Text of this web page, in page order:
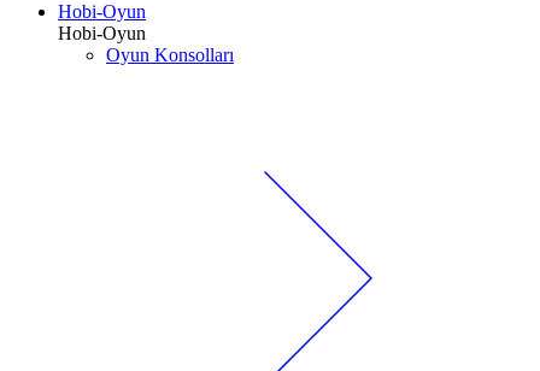
Hobi-Oyun
Hobi-Oyun
Oyun Konsolları